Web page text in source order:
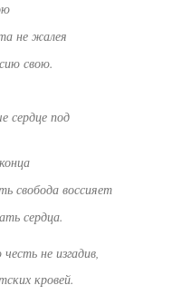
не жалея
свою.
сердце под
свобода воссияет
сердца.
не изгадив,
кровей.